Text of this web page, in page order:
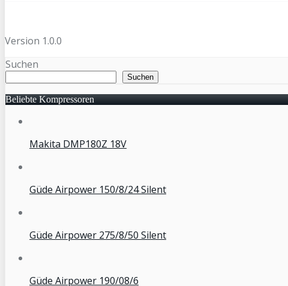
Version 1.0.0
Suchen
Suchen
Beliebte Kompressoren
Makita DMP180Z 18V
Güde Airpower 150/8/24 Silent
Güde Airpower 275/8/50 Silent
Güde Airpower 190/08/6